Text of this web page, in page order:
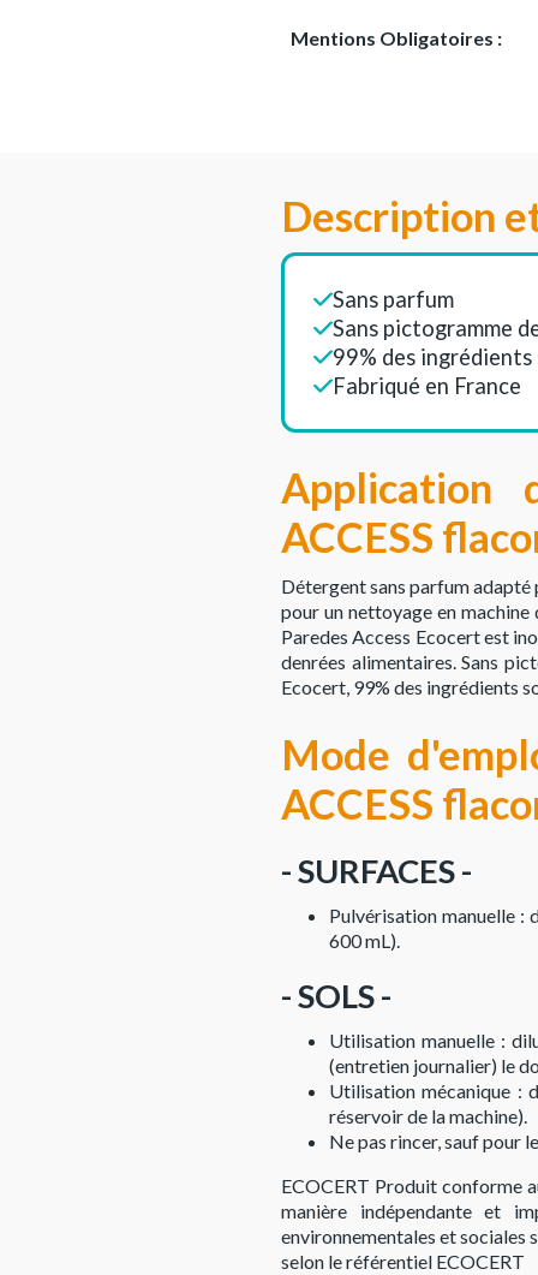
Mentions Obligatoires :
Description
Sans parfum
Sans pictogramme
99% des
Fabriqué en France
Application
ACCESS
Détergent sans parfum adapté
pour un nettoyage en
Paredes Access Ecocert est
denrées alimentaires. Sans
Ecocert, 99% des ingrédients
Mode
ACCESS
- SURFACES -
Pulvérisation manuelle :
600 mL).
- SOLS -
Utilisation manuelle :
(entretien journalier) le
Utilisation mécanique :
réservoir de la machine).
Ne pas rincer, sauf pour
ECOCERT Produit conforme
manière indépendante et
environnementales et sociales
selon le référentiel ECOCERT